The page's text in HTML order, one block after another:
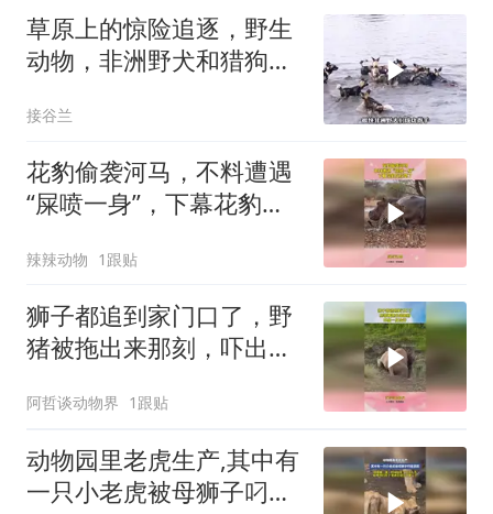
草原上的惊险追逐，野生
动物，非洲野犬和猎狗大
接谷兰
花豹偷袭河马，不料遭遇
“屎喷一身”，下幕花豹反
辣辣动物 1跟贴
狮子都追到家门口了，野
猪被拖出来那刻，吓出一
阿哲谈动物界 1跟贴
动物园里老虎生产,其中有
一只小老虎被母狮子叼走